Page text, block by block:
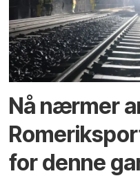
Nå nærmer
for denne